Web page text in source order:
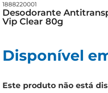
1888220001
Desodorante
Vip Clear 80g
Disponível
Este produto não está
azeite
iogurte
papel higiênico